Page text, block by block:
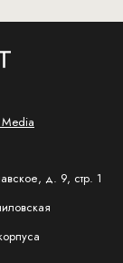
д. 9, стр. 1